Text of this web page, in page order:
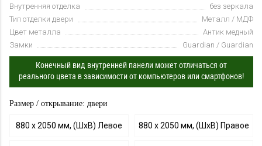
Внутренняя отделка
без зеркала
Тип отделки двери
Металл / МДФ
Цвет металла
Антик медный
Замки
Guardian / Guardian
Конечный вид внутренней панели может отличаться от
реального цвета в зависимости от компьютеров или смартфонов!
Размер / открывание: двери
880 х 2050 мм, (ШхВ) Левое 880 х 2050 мм, (ШхВ) Правое